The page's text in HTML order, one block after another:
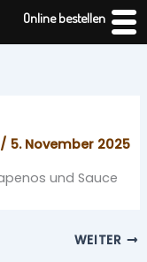
/ 5. November 2025
und Sauce
WEITER
Online bestellen